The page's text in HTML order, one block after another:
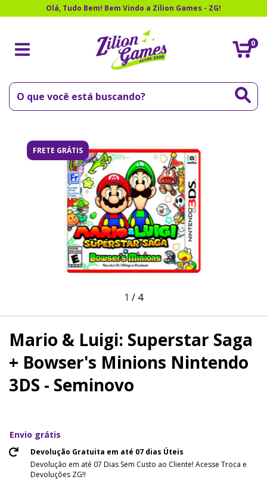
Olá, Tudo Bem! Bem Vindo a Zilion Games - ZG!
0
FRETE GRÁTIS
1 / 4
Mario & Luigi: Superstar Saga
+ Bowser's Minions Nintendo
3DS - Seminovo
Envio grátis
Devolução Gratuita em até 07 dias Úteis
Devolução em até 07 Dias Sem Custo ao Cliente! Acesse Troca e
Devoluções ZG!!